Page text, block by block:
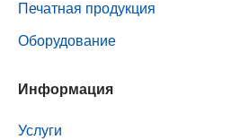
Печатная продукция
Оборудование
Информация
Услуги